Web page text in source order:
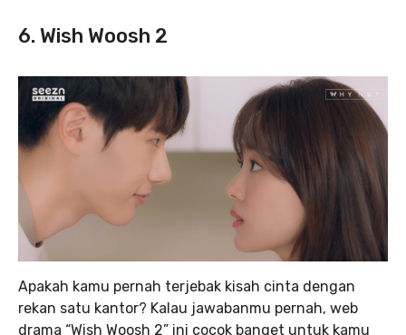
6. Wish Woosh 2
Apakah kamu pernah terjebak kisah cinta dengan
rekan satu kantor? Kalau jawabanmu pernah, web
drama “Wish Woosh 2” ini cocok banget untuk kamu